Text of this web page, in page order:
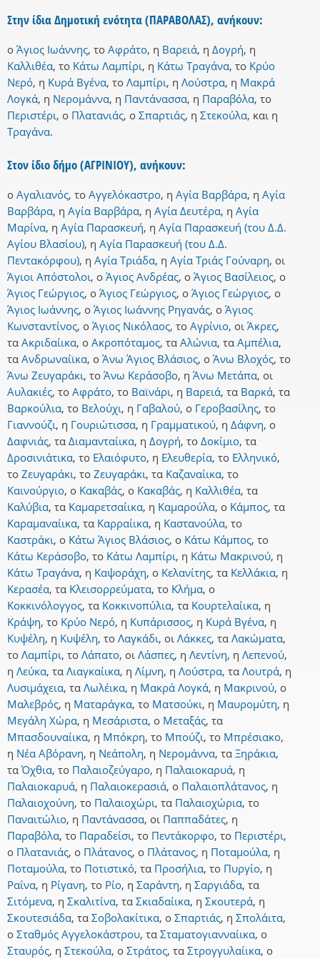
Στην ίδια Δημοτική ενότητα (ΠΑΡΑΒΟΛΑΣ), ανήκουν:
ο Άγιος Ιωάννης, το Αφράτο, η Βαρειά, η Δογρή, η
Καλλιθέα, το Κάτω Λαμπίρι, η Κάτω Τραγάνα, το Κρύο
Νερό, η Κυρά Βγένα, το Λαμπίρι, η Λούστρα, η Μακρά
Λογκά, η Νερομάννα, η Παντάνασσα, η Παραβόλα, το
Περιστέρι, ο Πλατανιάς, ο Σπαρτιάς, η Στεκούλα, και η
Τραγάνα.
Στον ίδιο δήμο (ΑΓΡΙΝΙΟΥ), ανήκουν:
ο Αγαλιανός, το Αγγελόκαστρο, η Αγία Βαρβάρα, η Αγία
Βαρβάρα, η Αγία Βαρβάρα, η Αγία Δευτέρα, η Αγία
Μαρίνα, η Αγία Παρασκευή, η Αγία Παρασκευή (του Δ.Δ.
Αγίου Βλασίου), η Αγία Παρασκευή (του Δ.Δ.
Πεντακόρφου), η Αγία Τριάδα, η Αγία Τριάς Γούναρη, οι
Άγιοι Απόστολοι, ο Άγιος Ανδρέας, ο Άγιος Βασίλειος, ο
Άγιος Γεώργιος, ο Άγιος Γεώργιος, ο Άγιος Γεώργιος, ο
Άγιος Ιωάννης, ο Άγιος Ιωάννης Ρηγανάς, ο Άγιος
Κωνσταντίνος, ο Άγιος Νικόλαος, το Αγρίνιο, οι Άκρες,
τα Ακριδαίικα, ο Ακροπόταμος, τα Αλώνια, τα Αμπέλια,
τα Ανδρωναίϊκα, ο Άνω Άγιος Βλάσιος, ο Άνω Βλοχός, το
Άνω Ζευγαράκι, το Άνω Κεράσοβο, η Άνω Μετάπα, οι
Αυλακιές, το Αφράτο, το Βαϊνάρι, η Βαρειά, τα Βαρκά, τα
Βαρκούλια, το Βελούχι, η Γαβαλού, ο Γεροβασίλης, το
Γιαννούζι, η Γουριώτισσα, η Γραμματικού, η Δάφνη, ο
Δαφνιάς, τα Διαμανταίικα, η Δογρή, το Δοκίμιο, τα
Δροσινιάτικα, το Ελαιόφυτο, η Ελευθερία, το Ελληνικό,
το Ζευγαράκι, το Ζευγαράκι, τα Καζαναίικα, το
Καινούργιο, ο Κακαβάς, ο Κακαβάς, η Καλλιθέα, τα
Καλύβια, τα Καμαρετσαίικα, η Καμαρούλα, ο Κάμπος, τα
Καραμαναίικα, τα Καρραίικα, η Καστανούλα, το
Καστράκι, ο Κάτω Άγιος Βλάσιος, ο Κάτω Κάμπος, το
Κάτω Κεράσοβο, το Κάτω Λαμπίρι, η Κάτω Μακρινού, η
Κάτω Τραγάνα, η Καψοράχη, ο Κελανίτης, τα Κελλάκια, η
Κερασέα, τα Κλεισορρεύματα, το Κλήμα, ο
Κοκκινόλογγος, τα Κοκκινοπύλια, τα Κουρτελαίικα, η
Κράψη, το Κρύο Νερό, η Κυπάρισσος, η Κυρά Βγένα, η
Κυψέλη, η Κυψέλη, το Λαγκάδι, οι Λάκκες, τα Λακώματα,
το Λαμπίρι, το Λάπατο, οι Λάσπες, η Λεντίνη, η Λεπενού,
η Λεύκα, τα Λιαγκαίικα, η Λίμνη, η Λούστρα, τα Λουτρά, η
Λυσιμάχεια, τα Λωλέικα, η Μακρά Λογκά, η Μακρινού, ο
Μαλεβρός, η Ματαράγκα, το Ματσούκι, η Μαυρομύτη, η
Μεγάλη Χώρα, η Μεσάριστα, ο Μεταξάς, τα
Μπασδουναίικα, η Μπόκρη, το Μπούζι, το Μπρέσιακο,
η Νέα Αβόρανη, η Νεάπολη, η Νερομάννα, τα Ξηράκια,
τα Όχθια, το Παλαιοζεύγαρο, η Παλαιοκαρυά, η
Παλαιοκαρυά, η Παλαιοκερασιά, ο Παλαιοπλάτανος, η
Παλαιοχούνη, το Παλαιοχώρι, τα Παλαιοχώρια, το
Παναιτώλιο, η Παντάνασσα, οι Παππαδάτες, η
Παραβόλα, το Παραδείσι, το Πεντάκορφο, το Περιστέρι,
ο Πλατανιάς, ο Πλάτανος, ο Πλάτανος, η Ποταμούλα, η
Ποταμούλα, το Ποτιστικό, τα Προσήλια, το Πυργίο, η
Ραΐνα, η Ρίγανη, το Ρίο, η Σαράντη, η Σαργιάδα, τα
Σιτόμενα, η Σκαλιτίνα, τα Σκιαδαίικα, η Σκουτερά, η
Σκουτεσιάδα, τα Σοβολακίτικα, ο Σπαρτιάς, η Σπολάιτα,
ο Σταθμός Αγγελοκάστρου, τα Σταματογιανναίικα, ο
Σταυρός, η Στεκούλα, ο Στράτος, τα Στρογγυλαίικα, ο